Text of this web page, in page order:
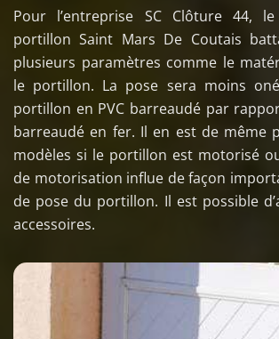
Pour l’entreprise SC Clôture 44,
portillon Saint Mars De Coutais
plusieurs paramètres comme le
le portillon. La pose sera moins
portillon en PVC barreaudé par
barreaudé en fer. Il en est de même
modèles si le portillon est motorisé
de motorisation influe de façon
de pose du portillon. Il est possible
accessoires.